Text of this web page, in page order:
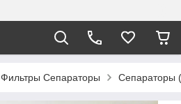
Фильтры Сепараторы Сепараторы